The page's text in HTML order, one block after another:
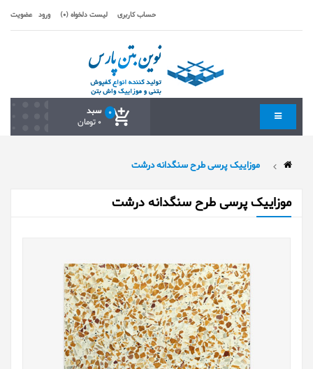
حساب کاربری لیست دلخواه (0) ورود عضویت
سبد 0
0 تومان
موزاییک پرسی طرح سنگدانه درشت
موزاییک پرسی طرح سنگدانه درشت